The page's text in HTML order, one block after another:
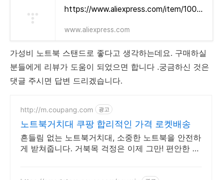
https://www.aliexpress.com/item/1005002477283550.html?aff_fcid=0e377d67a28e41b9baf23346dd6106c2-1689577588735-03188-_DdAROgH&tt=CPS_NORMAL&aff_fsk=_DdAROgH&aff_platform=portals-tool&sk=_DdAROgH&aff_trace_key=0e377d67a28e41b9baf23346dd6106c2-1689577588735-03188-_DdAROgH&terminal_id=a42a7c156e334cc398e6569b5cc747b6&afSmartRedirect=y
www.aliexpress.com
가성비 노트북 스탠드로 좋다고 생각하는데요. 구매하실
분들에게 리뷰가 도움이 되었으면 합니다 .궁금하신 것은
댓글 주시면 답변 드리겠습니다.
http://m.coupang.com 광고
노트북거치대 쿠팡 합리적인 가격 로켓배송
흔들림 없는 노트북거치대, 소중한 노트북을 안전하
게 받쳐줍니다. 거북목 걱정은 이제 그만! 편안한 시